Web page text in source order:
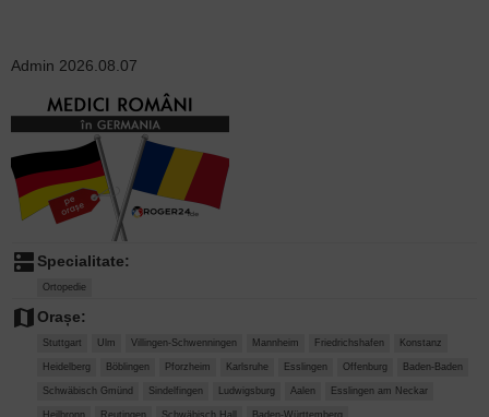
Admin 2026.08.07
dns Specialitate:
Ortopedie
map Orașe:
Stuttgart Ulm Villingen-Schwenningen Mannheim Friedrichshafen Konstanz
Heidelberg Böblingen Pforzheim Karlsruhe Esslingen Offenburg Baden-Baden
Schwäbisch Gmünd Sindelfingen Ludwigsburg Aalen Esslingen am Neckar
Heilbronn Reutingen Schwäbisch Hall Baden-Württemberg